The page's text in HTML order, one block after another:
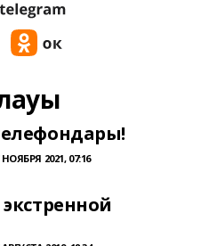
НОЯБРЯ 2021, 07:16